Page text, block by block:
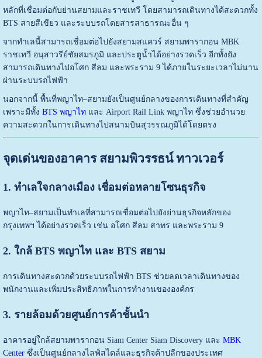
หลักที่เชื่อมต่อกับย่านสยามและราชเทวี โดยสามารถเดินทางได้สะดวกทั้ง
BTS สายสีเขียว และระบบรถโดยสารสาธารณะอื่น ๆ
จากทำเลนี้สามารถเชื่อมต่อไปยังสยามสแควร์ สยามพารากอน MBK
ราชเทวี อนุสาวรีย์ชัยสมรภูมิ และประตูน้ำได้อย่างรวดเร็ว อีกทั้งยัง
สามารถเดินทางไปอโศก สีลม และพระราม 9 ได้ภายในระยะเวลาไม่นาน
ผ่านระบบรถไฟฟ้า
นอกจากนี้ พื้นที่พญาไท–สยามยังเป็นศูนย์กลางของการเดินทางที่สำคัญ
เพราะมีทั้ง BTS พญาไท และ Airport Rail Link พญาไทซึ่งช่วยอำนวย
ความสะดวกในการเดินทางไปสนามบินสุวรรณภูมิได้โดยตรง
จุดเด่นของอาคาร สยามพิวรรธน์ ทาวเวอร์
1. ทำเลใจกลางเมือง เชื่อมต่อหลายโซนธุรกิจ
พญาไท–สยามเป็นทำเลที่สามารถเชื่อมต่อไปยังย่านธุรกิจหลักของ
กรุงเทพฯ ได้อย่างรวดเร็ว เช่น อโศก สีลม สาทร และพระราม 9
2. ใกล้ BTS พญาไท และ BTS สยาม
การเดินทางสะดวกด้วยระบบรถไฟฟ้า BTS ช่วยลดเวลาเดินทางของ
พนักงานและเพิ่มประสิทธิภาพในการทำงานขององค์กร
3. รายล้อมด้วยศูนย์การค้าชั้นนำ
อาคารอยู่ใกล้สยามพารากอน Siam Center Siam Discovery และ MBK
Center ซึ่งเป็นศูนย์กลางไลฟ์สไตล์และธุรกิจค้าปลีกของประเทศ